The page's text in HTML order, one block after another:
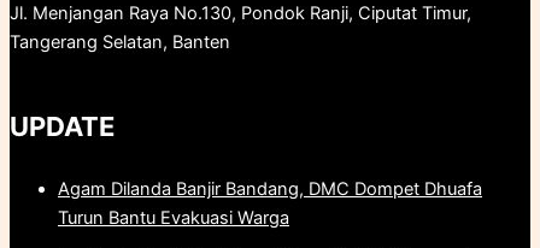
Jl. Menjangan Raya No.130, Pondok Ranji, Ciputat Timur,
Tangerang Selatan, Banten
UPDATE
Agam Dilanda Banjir Bandang, DMC Dompet Dhuafa
Turun Bantu Evakuasi Warga